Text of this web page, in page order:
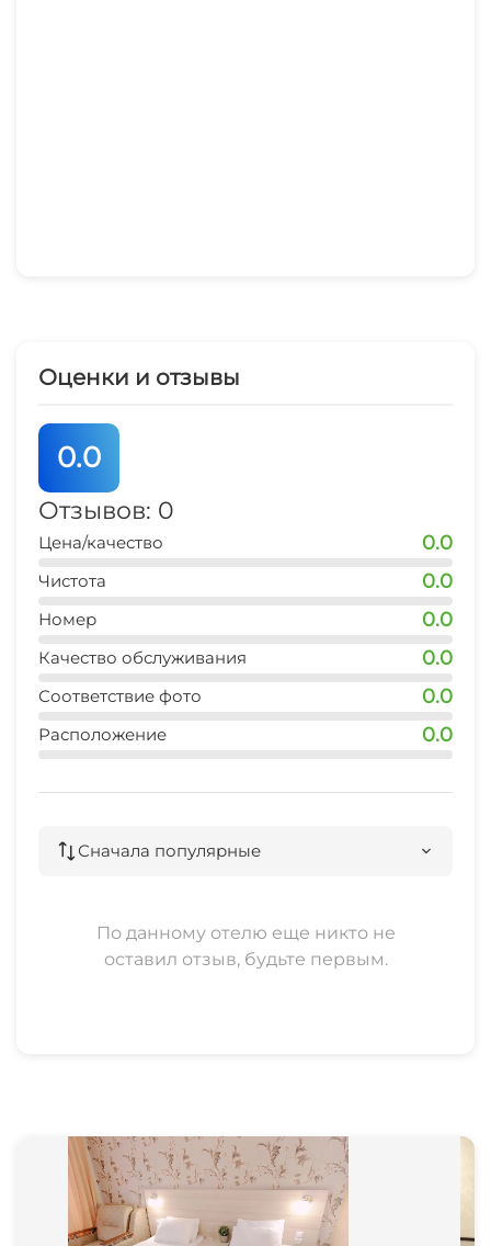
отдых в отеле «Семь Адмиралов», где вас ждут
только положительные эмоции и яркие
впечатления!
Оценки и отзывы
0.0
Отзывов: 0
Цена/качество 0.0
Чистота 0.0
Номер 0.0
Качество обслуживания 0.0
Соответствие фото 0.0
Расположение 0.0
Сначала популярные
По данному отелю еще никто не
оставил отзыв, будьте первым.